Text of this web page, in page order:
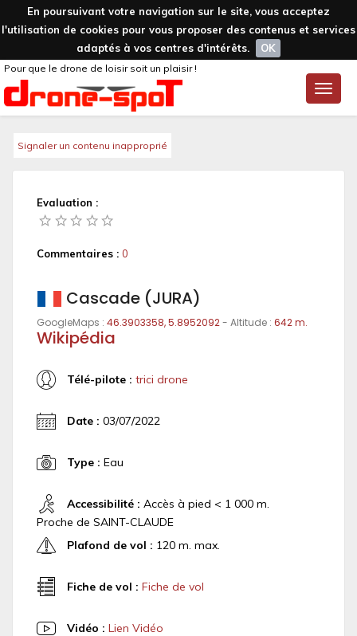
En poursuivant votre navigation sur le site, vous acceptez
l'utilisation de cookies pour vous proposer des contenus et services
adaptés à vos centres d'intérêts.
OK
Toggle
Pour que le drone de loisir soit un plaisir !
Signaler un contenu inapproprié
Evaluation :
Commentaires : 0
Cascade (JURA)
GoogleMaps : 46.3903358, 5.8952092- Altitude : 642 m.
Wikipédia
Télé-pilote : trici drone
Date : 03/07/2022
Type : Eau
Accessibilité : Accès à pied < 1 000 m.
Proche de SAINT-CLAUDE
Plafond de vol : 120 m. max.
Fiche de vol : Fiche de vol
Vidéo : Lien Vidéo